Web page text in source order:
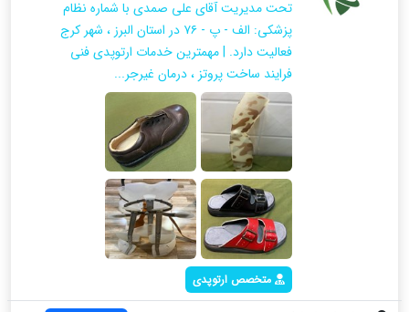
تحت مدیریت آقای علی صمدی با شماره نظام
پزشکی: الف - پ - ۷۶ در استان البرز ، شهر کرج
فعالیت دارد. | مهمترین خدمات ارتوپدی فنی
فرایند ساخت پروتز ، درمان غیرجر...
متخصص ارتوپدی